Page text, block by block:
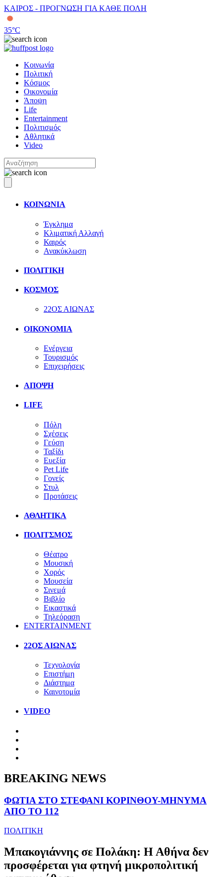
ΚΑΙΡΟΣ - ΠΡΟΓΝΩΣΗ ΓΙΑ ΚΑΘΕ ΠΟΛΗ
35°C
Κοινωνία
Πολιτική
Κόσμος
Οικονομία
Άποψη
Life
Entertainment
Πολιτισμός
Αθλητικά
Video
ΚΟΙΝΩΝΙΑ
Έγκλημα
Κλιματική Αλλαγή
Καιρός
Ανακύκλωση
ΠΟΛΙΤΙΚΗ
ΚΟΣΜΟΣ
22ΟΣ ΑΙΩΝΑΣ
ΟΙΚΟΝΟΜΙΑ
Ενέργεια
Τουρισμός
Επιχειρήσεις
ΑΠΟΨΗ
LIFE
Πόλη
Σχέσεις
Γεύση
Ταξίδι
Ευεξία
Pet Life
Γονείς
Στυλ
Προτάσεις
ΑΘΛΗΤΙΚΑ
ΠΟΛΙΤΣΜΟΣ
Θέατρο
Μουσική
Χορός
Μουσεία
Σινεμά
Βιβλίο
Εικαστικά
Τηλεόραση
ENTERTAINMENT
22ΟΣ ΑΙΩΝΑΣ
Τεχνολογία
Επιστήμη
Διάστημα
Καινοτομία
VIDEO
BREAKING NEWS
ΦΩΤΙΑ ΣΤΟ ΣΤΕΦΑΝΙ ΚΟΡΙΝΘΟΥ-ΜΗΝΥΜΑ
ΑΠΟ ΤΟ 112
ΠΟΛΙΤΙΚΗ
Μπακογιάννης σε Πολάκη: Η Αθήνα δεν
προσφέρεται για φτηνή μικροπολιτική